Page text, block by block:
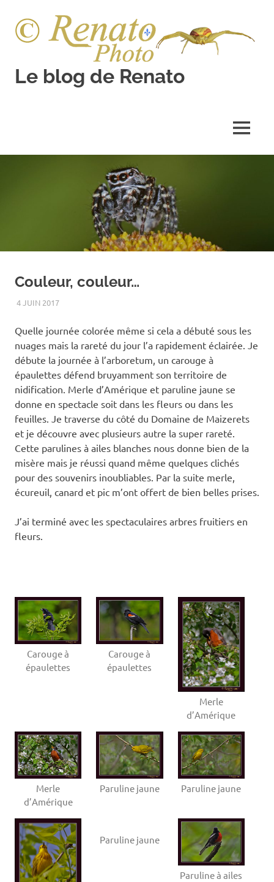
content
Le blog de Renato
MENU
Couleur, couleur…
4 JUIN 2017RENATO
UNCATEGORIZED
Quelle journée colorée même si cela a débuté sous les
nuages mais la rareté du jour l’a rapidement éclairée. Je
débute la journée à l’arboretum, un carouge à
épaulettes défend bruyamment son territoire de
nidification. Merle d’Amérique et paruline jaune se
donne en spectacle soit dans les fleurs ou dans les
feuilles. Je traverse du côté du Domaine de Maizerets
et je découvre avec plusieurs autre la super rareté.
Cette parulines à ailes blanches nous donne bien de la
misère mais je réussi quand même quelques clichés
pour des souvenirs inoubliables. Par la suite merle,
écureuil, canard et pic m’ont offert de bien belles prises.
J’ai terminé avec les spectaculaires arbres fruitiers en
fleurs.
Carouge à
épaulettes
Carouge à
épaulettes
Merle
d’Amérique
Merle
d’Amérique
Paruline jaune Paruline jaune
Paruline jaune
Paruline à ailes